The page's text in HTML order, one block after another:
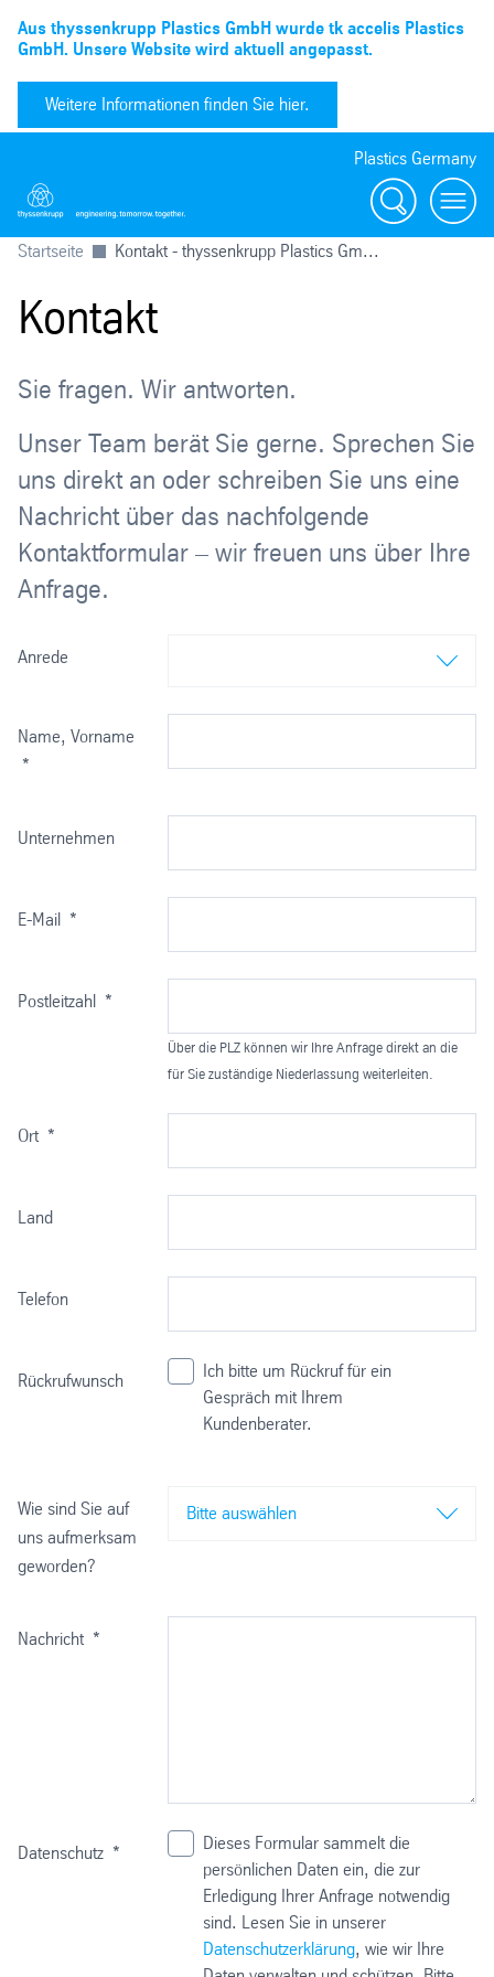
Aus thyssenkrupp Plastics GmbH wurde tk accelis Plastics
GmbH. Unsere Website wird aktuell angepasst.
Weitere Informationen finden Sie hier.
Plastics Germany
Suchen menu
Startseite Kontakt - thyssenkrupp Plastics Gm...
Kontakt
Sie fragen. Wir antworten.
Unser Team berät Sie gerne. Sprechen Sie
uns direkt an oder schreiben Sie uns eine
Nachricht über das nachfolgende
Kontaktformular – wir freuen uns über Ihre
Anfrage.
Anrede
Name, Vorname
*
Unternehmen
E-Mail *
Postleitzahl *
Über die PLZ können wir Ihre Anfrage direkt an die
für Sie zuständige Niederlassung weiterleiten.
Ort *
Land
Telefon
Rückrufwunsch
Ich bitte um Rückruf für ein
Gespräch mit Ihrem
Kundenberater.
Wie sind Sie auf
uns aufmerksam
geworden?
Bitte auswählen
Nachricht *
Datenschutz *
Dieses Formular sammelt die
persönlichen Daten ein, die zur
Erledigung Ihrer Anfrage notwendig
sind. Lesen Sie in unserer
Datenschutzerklärung, wie wir Ihre